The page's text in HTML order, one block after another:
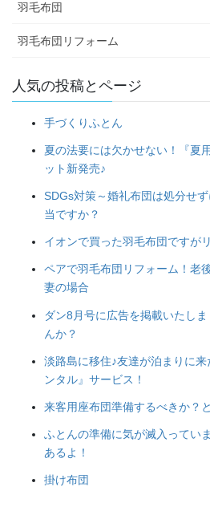
羽毛布団
羽毛布団リフォーム
人気の投稿とページ
手づくりふとん
夏の法要には欠かせない！『夏
ット新発売♪
SDGs対策～婚礼布団は処分せ
当ですか？
イオンで買った羽毛布団ですが
ペアで羽毛布団リフォーム！老
妻の場合
ダン8月号に広告を掲載いたし
んか？
淡路島に移住♪友達が泊まりに
ンタル』サービス！
来客用座布団準備するべきか？
ふとんの準備に気が滅入ってい
あるよ！
掛け布団